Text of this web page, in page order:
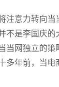
注意力转向
是李国庆的
网独立的策
多年前，当电